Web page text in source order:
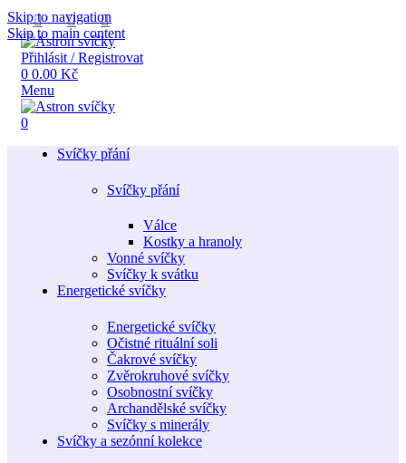
Skip to navigation
Skip to main content
Přihlásit / Registrovat
0 0.00 Kč
Menu
0
Svíčky přání
Svíčky přání
Válce
Kostky a hranoly
Vonné svíčky
Svíčky k svátku
Energetické svíčky
Energetické svíčky
Očistné rituální soli
Čakrové svíčky
Zvěrokruhové svíčky
Osobnostní svíčky
Archandělské svíčky
Svíčky s minerály
Svíčky a sezónní kolekce